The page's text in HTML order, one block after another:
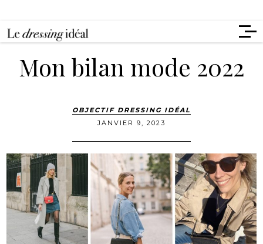
Mon bilan mode 2022
OBJECTIF DRESSING IDÉAL
JANVIER 9, 2023